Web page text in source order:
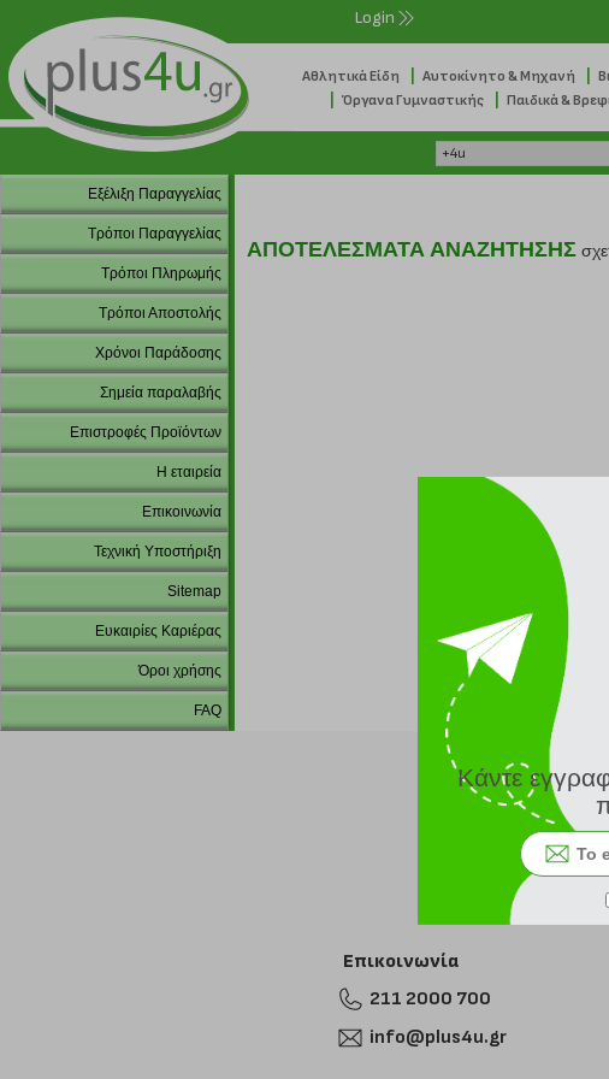
Login
Αθλητικά Είδη Αυτοκίνητο & Μηχανή
Όργανα Γυμναστικής Παιδικά &
Εξέλιξη Παραγγελίας
Τρόποι Παραγγελίας
Τρόποι Πληρωμής
Τρόποι Αποστολής
Χρόνοι Παράδοσης
Σημεία παραλαβής
Επιστροφές Προϊόντων
Η εταιρεία
Επικοινωνία
Τεχνική Υποστήριξη
Sitemap
Ευκαιρίες Καριέρας
Όροι χρήσης
FAQ
ΑΠΟΤΕΛΕΣΜΑΤΑ ΑΝΑΖΗΤΗΣΗΣ
Επικοινωνία
211 2000 700
info@plus4u.gr
Κάντε